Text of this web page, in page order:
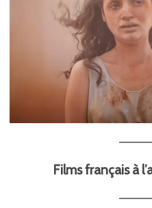
Films français à